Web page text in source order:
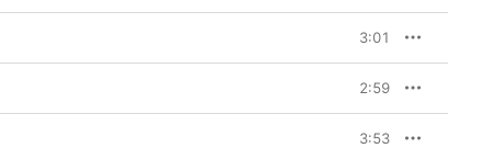
3:01
2:59
3:53